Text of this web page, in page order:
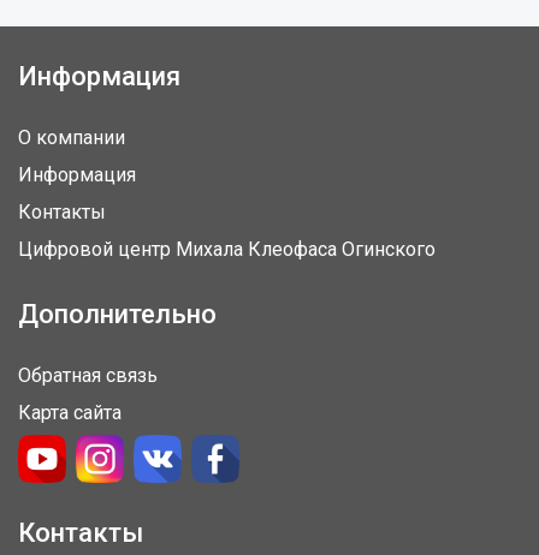
Информация
О компании
Информация
Контакты
Цифровой центр Михала Клеофаса Огинского
Дополнительно
Обратная связь
Карта сайта
Контакты